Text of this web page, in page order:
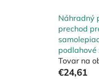
Náhradný
prechod
podlahové
Tovar na
€24,61